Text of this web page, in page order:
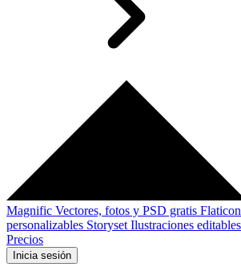
Magnific Vectores, fotos y PSD gratis Flaticon
personalizables Storyset Ilustraciones
Precios
Inicia sesión